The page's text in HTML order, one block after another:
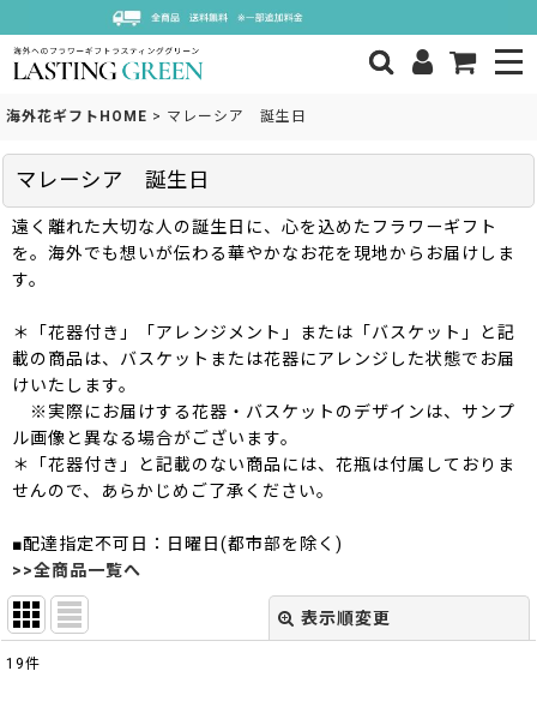
海外花ギフトHOME > マレーシア 誕生日
マレーシア 誕生日
遠く離れた大切な人の誕生日に、心を込めたフラワーギフト
を。海外でも想いが伝わる華やかなお花を現地からお届けしま
す。
＊「花器付き」「アレンジメント」または「バスケット」と記
載の商品は、バスケットまたは花器にアレンジした状態でお届
けいたします。
※実際にお届けする花器・バスケットのデザインは、サンプ
ル画像と異なる場合がございます。
＊「花器付き」と記載のない商品には、花瓶は付属しておりま
せんので、あらかじめご了承ください。
■配達指定不可日：日曜日(都市部を除く)
>>全商品一覧へ
表示順変更
19件